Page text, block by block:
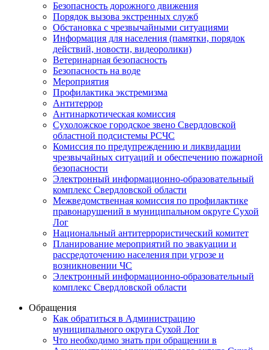
Безопасность дорожного движения
Порядок вызова экстренных служб
Обстановка с чрезвычайными ситуациями
Информация для населения (памятки, порядок
действий, новости, видеоролики)
Ветеринарная безопасность
Безопасность на воде
Мероприятия
Профилактика экстремизма
Антитеррор
Антинаркотическая комиссия
Сухоложское городское звено Свердловской
областной подсистемы РСЧС
Комиссия по предупреждению и ликвидации
чрезвычайных ситуаций и обеспечению пожарной
безопасности
Электронный информационно-образовательный
комплекс Cвердловской области
Межведомственная комиссия по профилактике
правонарушений в муниципальном округе Сухой
Лог
Национальный антитеррористический комитет
Планирование мероприятий по эвакуации и
рассредоточению населения при угрозе и
возникновении ЧС
Электронный информационно-образовательный
комплекс Свердловской области
Обращения
Как обратиться в Администрацию
муниципального округа Сухой Лог
Что необходимо знать при обращении в